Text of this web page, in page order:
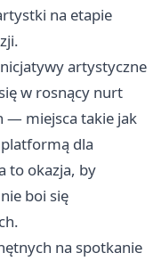
na etapie
artystyczne
w rosnący nurt
— miejsca takie jak
dla
to okazja, by
boi się
na spotkanie